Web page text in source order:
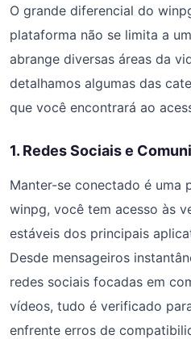
O grande diferencial do
plataforma não se limita a
abrange diversas áreas da
detalhamos algumas das
que você encontrará ao
1. Redes Sociais e
Manter-se conectado é uma
winpg, você tem acesso às
estáveis dos principais
Desde mensageiros
redes sociais focadas em
vídeos, tudo é verificado
enfrente erros de